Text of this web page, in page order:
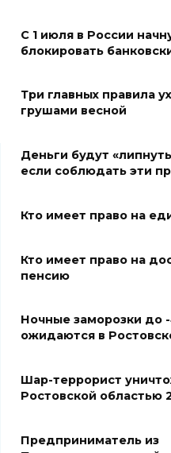
Александр Ищенко
строителей в
госпиталям,
07 августа 2026 12:28
Приемная
07 августа 2026 12:25
небе над
областью
концентрация
С 1 июля в России
блокировать
Три главных правила
грушами весной
Деньги будут
если соблюдать эти
Кто имеет право на
Кто имеет право на
пенсию
Ночные заморозки до -
ожидаются в
Шар-террорист
Ростовской областью
Предприниматель из